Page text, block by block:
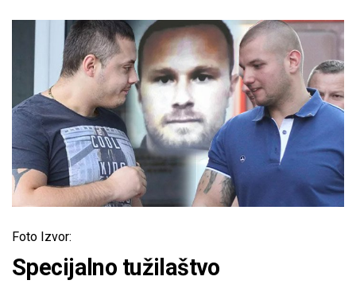
Foto Izvor:
Specijalno tužilaštvo